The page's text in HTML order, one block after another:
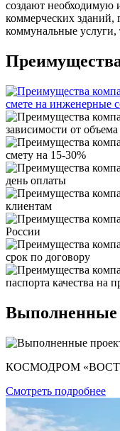
создают необходимую
коммерческих зданий,
коммунальные услуги,
смете на инженерные
зависимости от объема
смету на 15-30%
день оплаты
клиентам
России
срок по договору
паспорта качества на
Выполненные
КОСМОДРОМ
Смотреть подробнее